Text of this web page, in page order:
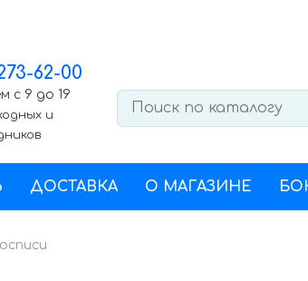
62-00
с 9 до 19
и
ДОСТАВКА О МАГАЗИНЕ